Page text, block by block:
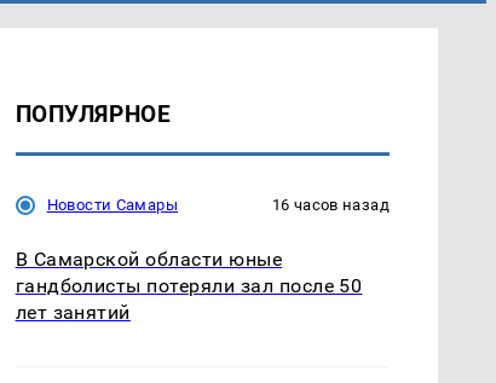
ПОПУЛЯРНОЕ
Новости Самары 16 часов назад
В Самарской области юные
гандболисты потеряли зал после 50
лет занятий